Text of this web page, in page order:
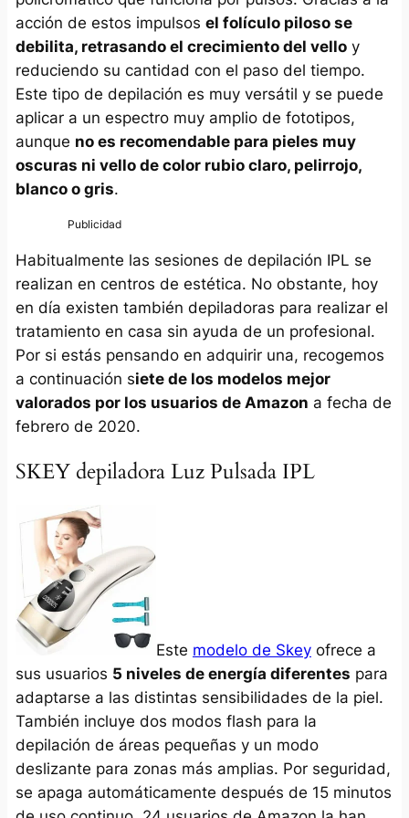
acción de estos impulsos el folículo piloso se
debilita, retrasando el crecimiento del velloy
reduciendo su cantidad con el paso del tiempo.
Este tipo de depilación es muy versátil y se puede
aplicar a un espectro muy amplio de fototipos,
aunque no es recomendable para pieles muy
oscuras ni vello de color rubio claro, pelirrojo,
blanco o gris.
Habitualmente las sesiones de depilación IPL se
realizan en centros de estética. No obstante, hoy
en día existen también depiladoras para realizar el
tratamiento en casa sin ayuda de un profesional.
Por si estás pensando en adquirir una, recogemos
a continuación siete de los modelos mejor
valorados por los usuarios de Amazon a fecha de
febrero de 2020.
SKEY depiladora Luz Pulsada IPL
Este modelo de Skeyofrece a
sus usuarios 5 niveles de energía diferentes para
adaptarse a las distintas sensibilidades de la piel.
También incluye dos modos flash para la
depilación de áreas pequeñas y un modo
deslizante para zonas más amplias. Por seguridad,
se apaga automáticamente después de 15 minutos